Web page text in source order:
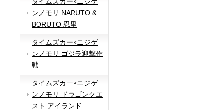
タイムズカー×ニジゲ
ンノモリ NARUTO &
BORUTO 忍里
タイムズカー×ニジゲ
ンノモリ ゴジラ迎撃作
戦
タイムズカー×ニジゲ
ンノモリ ドラゴンクエ
スト アイランド